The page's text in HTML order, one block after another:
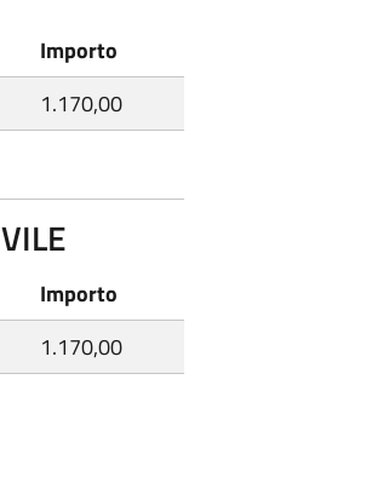
Importo
1.170,00
Importo
1.170,00